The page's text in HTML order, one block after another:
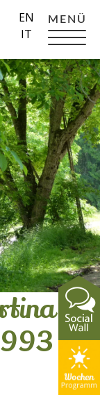
MENÜ
EN
IT